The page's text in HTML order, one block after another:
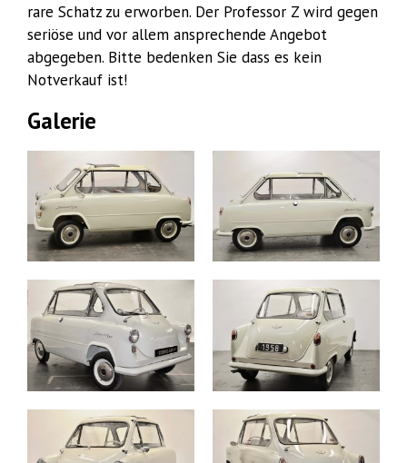
rare Schatz zu erworben. Der Professor Z wird gegen
seriöse und vor allem ansprechende Angebot
abgegeben. Bitte bedenken Sie dass es kein
Notverkauf ist!
Galerie